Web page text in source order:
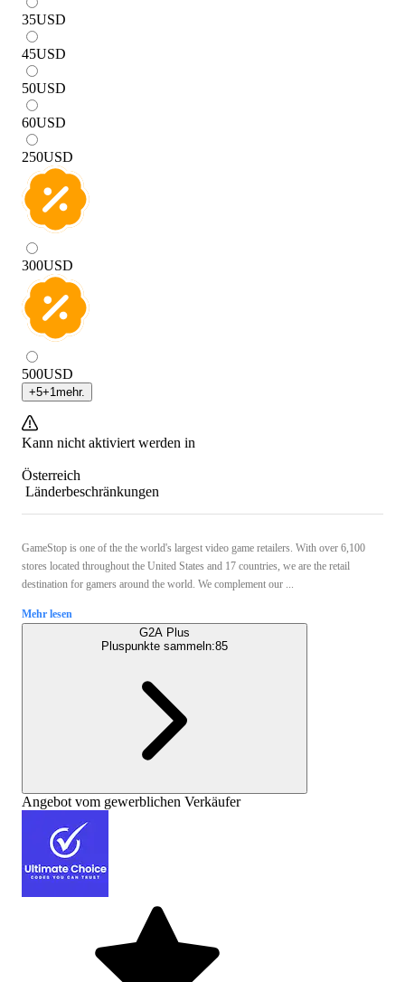
35USD
45USD
50USD
60USD
250USD
300USD
500USD
+5+1 mehr.
Kann nicht aktiviert werden in
Österreich
Länderbeschränkungen
GameStop is one of the the world's largest video game retailers. With over 6,100
stores located throughout the United States and 17 countries, we are the retail
destination for gamers around the world. We complement our ...
Mehr lesen
G2A Plus
Pluspunkte sammeln:85
Angebot vom gewerblichen Verkäufer